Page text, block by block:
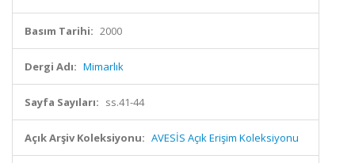
Basım Tarihi: 2000
Dergi Adı: Mimarlık
Sayfa Sayıları: ss.41-44
Açık Arşiv Koleksiyonu: AVESİS Açık Erişim Koleksiyonu